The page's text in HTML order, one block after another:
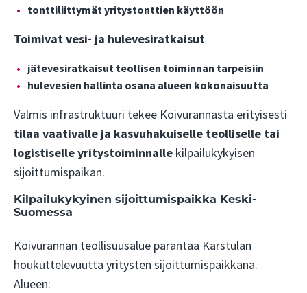
tonttiliittymät yritystonttien käyttöön
Toimivat vesi- ja hulevesiratkaisut
jätevesiratkaisut teollisen toiminnan tarpeisiin
hulevesien hallinta osana alueen kokonaisuutta
Valmis infrastruktuuri tekee Koivurannasta erityisesti
tilaa vaativalle ja kasvuhakuiselle teolliselle tai
logistiselle yritystoiminnalle kilpailukykyisen
sijoittumispaikan.
Kilpailukykyinen sijoittumispaikka Keski-
Suomessa
Koivurannan teollisuusalue parantaa Karstulan
houkuttelevuutta yritysten sijoittumispaikkana.
Alueen: